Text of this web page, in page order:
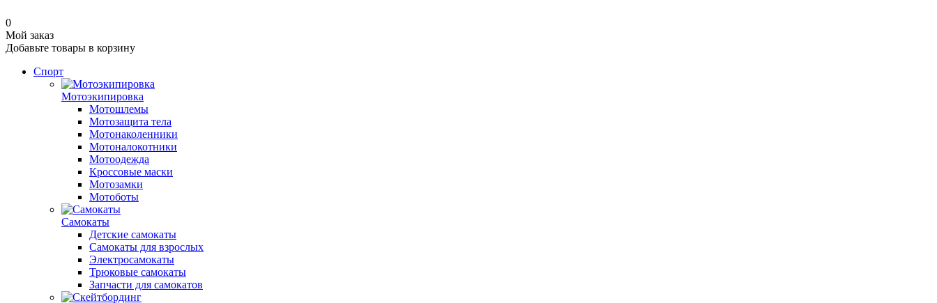
0
Мой заказ
Добавьте товары в корзину
Спорт
Мотоэкипировка
Мотошлемы
Мотозащита тела
Мотонаколенники
Мотоналокотники
Мотоодежда
Кроссовые маски
Мотозамки
Мотоботы
Самокаты
Детские самокаты
Самокаты для взрослых
Электросамокаты
Трюковые самокаты
Запчасти для самокатов